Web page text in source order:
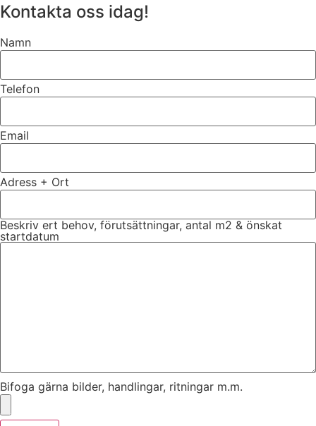
Kontakta oss idag!
Namn
Telefon
Email
Adress + Ort
Beskriv ert behov, förutsättningar, antal m2 & önskat
startdatum
Bifoga gärna bilder, handlingar, ritningar m.m.